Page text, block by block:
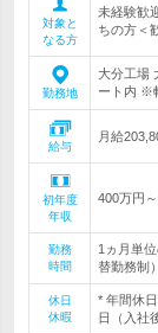
対象と
なる方
未経験歓
ちの方＜
勤務地
大分工場
ート内 ※
給与
月給
初年度
年収
400万円
勤務
時間
1ヵ月単
替勤務制
休日
休暇
* 年間休
日（入社